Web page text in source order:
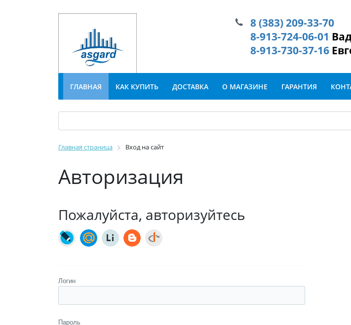
8 (383) 209-33-70
8-913-724-06-01
8-913-730-37-16
ГЛАВНАЯ КАК КУПИТЬ ДОСТАВКА О МАГАЗИНЕ ГАРАНТИЯ
Главная страница Вход на сайт
Авторизация
Пожалуйста, авторизуйтесь
Логин
Пароль